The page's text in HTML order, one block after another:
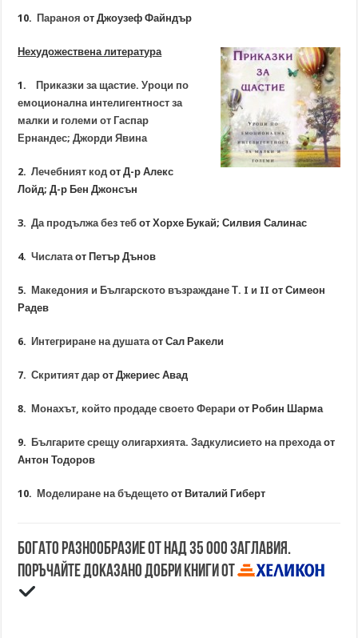
10. Параноя от Джоузеф Файндър
Нехудожествена литература
1.
Приказки за щастие. Уроци по
емоционална интелигентност за
малки и големи от Гаспар
Ернандес; Джорди Явина
2.Лечебният кодот Д-р Алекс
Лойд; Д-р Бен Джонсън
3.Да продължа без тебот Хорхе Букай; Силвия Салинас
4.Числатаот Петър Дънов
5. Македония и Българското възраждане Т. I и II от Симеон
Радев
6. Интегриране на душатаот Сал Ракели
7.Скритият дар от Джериес Авад
8. Монахът, който продаде своето Ферари от Робин Шарма
9. Българите срещу олигархията. Задкулисието на преходаот
Антон Тодоров
10. Моделиране на бъдещето от Виталий Гиберт
Богато разнообразие от над 35 000 заглавия.
Поръчайте доказано добри книги от